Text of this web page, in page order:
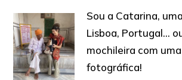
Sou a Catarina,
Lisboa, Portugal…
mochileira com
fotográfica!